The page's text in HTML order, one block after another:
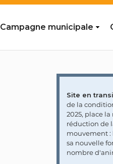
Campagne municipale
Site en
de la
2025, place
réduction de
mouvement :
sa nouvelle
nombre